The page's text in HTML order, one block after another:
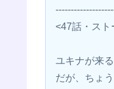
<47話・スト
ユキナが来
だが、ちょ